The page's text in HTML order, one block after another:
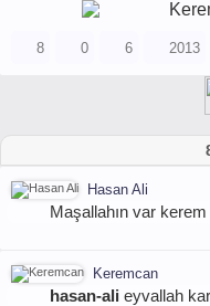
8 0 6 2013
Hasan Ali
Maşallahın var
Keremcan
hasan-ali eyvallah